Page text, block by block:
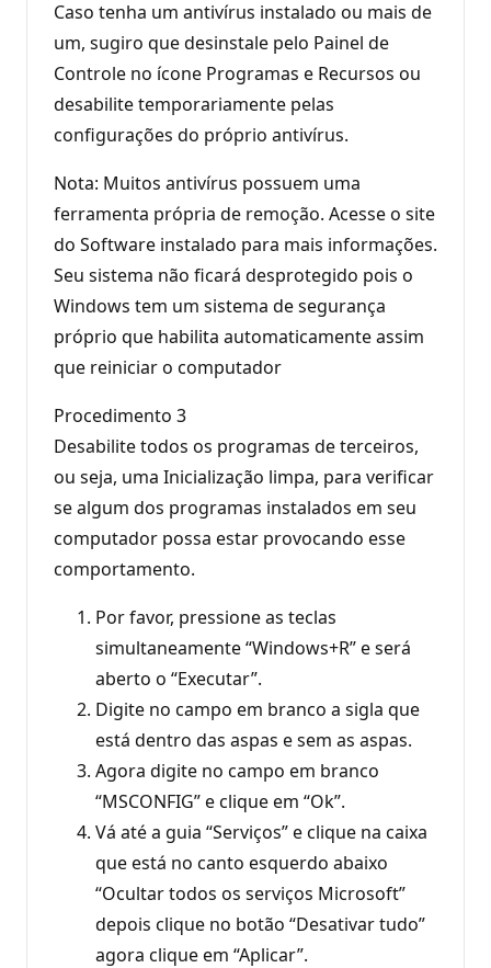
Caso tenha um antivírus instalado ou mais de
um, sugiro que desinstale pelo Painel de
Controle no ícone Programas e Recursos ou
desabilite temporariamente pelas
configurações do próprio antivírus.
Nota: Muitos antivírus possuem uma
ferramenta própria de remoção. Acesse o site
do Software instalado para mais informações.
Seu sistema não ficará desprotegido pois o
Windows tem um sistema de segurança
próprio que habilita automaticamente assim
que reiniciar o computador
Procedimento 3
Desabilite todos os programas de terceiros,
ou seja, uma Inicialização limpa, para verificar
se algum dos programas instalados em seu
computador possa estar provocando esse
comportamento.
Por favor, pressione as teclas
simultaneamente “Windows+R” e será
aberto o “Executar”.
Digite no campo em branco a sigla que
está dentro das aspas e sem as aspas.
Agora digite no campo em branco
“MSCONFIG” e clique em “Ok”.
Vá até a guia “Serviços” e clique na caixa
que está no canto esquerdo abaixo
“Ocultar todos os serviços Microsoft”
depois clique no botão “Desativar tudo”
agora clique em “Aplicar”.